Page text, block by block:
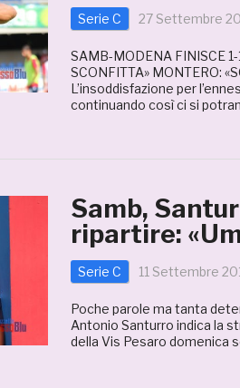
Serie C 27 Settembre
SAMB-MODENA FINISCE 1-
SCONFITTA» MONTERO:
L’insoddisfazione per
continuando così ci si
Samb,
ripartire:
Serie C 11 Settembre
Poche parole ma tanta
Antonio Santurro indica la
della Vis Pesaro domenica